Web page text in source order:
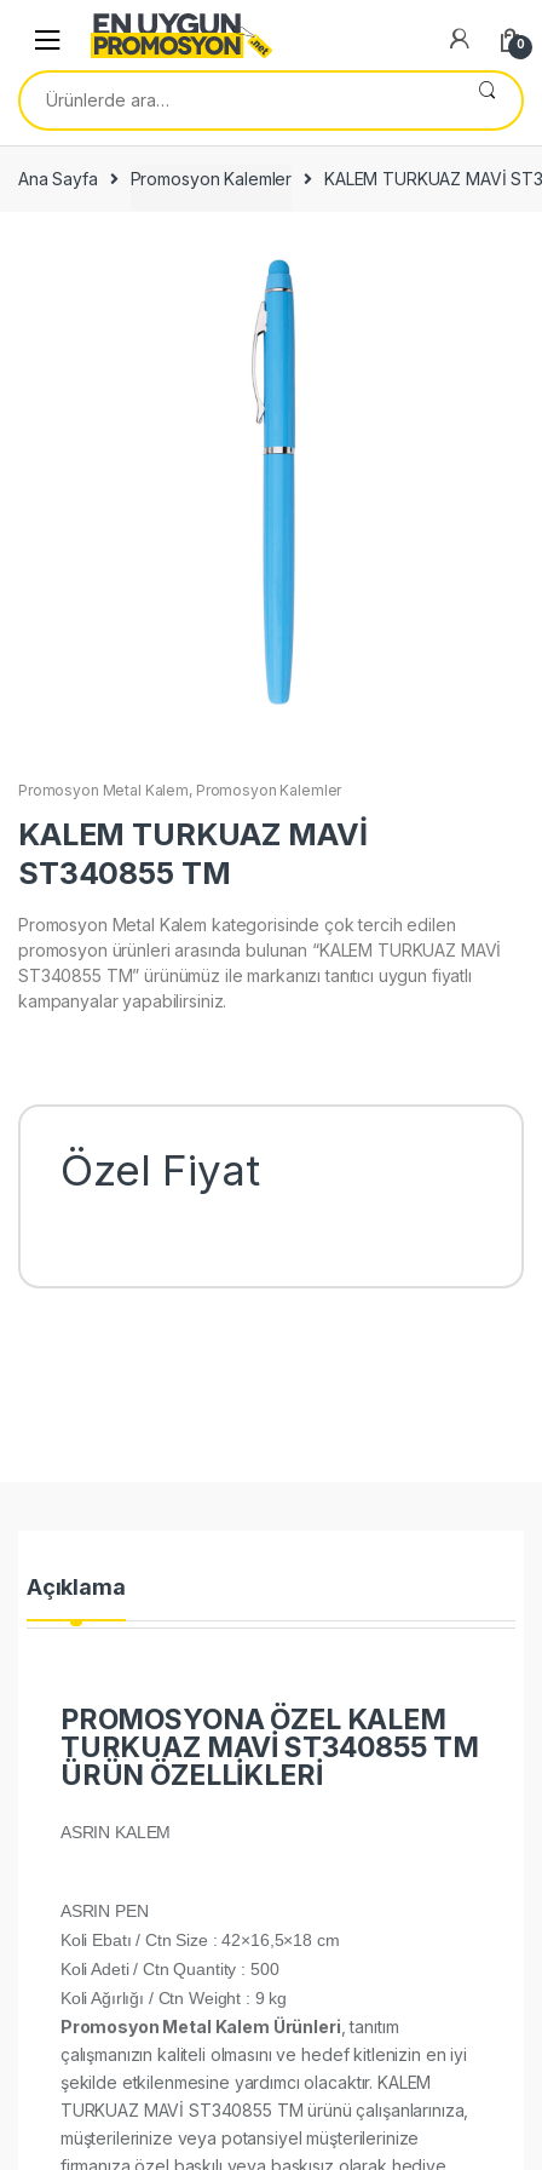
navigation
content
0
Ara:
Ana Sayfa Promosyon Kalemler KALEM TURKUAZ MAVİ
Promosyon Metal Kalem, Promosyon Kalemler
KALEM TURKUAZ MAVİ
ST340855 TM
Promosyon Metal Kalem kategorisinde çok tercih edilen
promosyon ürünleri arasında bulunan “KALEM TURKUAZ MAVİ
ST340855 TM” ürünümüz ile markanızı tanıtıcı uygun fiyatlı
kampanyalar yapabilirsiniz.
Özel Fiyat
Açıklama
PROMOSYONA ÖZEL KALEM
TURKUAZ MAVİ ST340855 TM
ÜRÜN ÖZELLİKLERİ
ASRIN KALEM
ASRIN PEN
Koli Ebatı / Ctn Size : 42×16,5×18 cm
Koli Adeti / Ctn Quantity : 500
Koli Ağırlığı / Ctn Weight : 9 kg
Promosyon Metal Kalem Ürünleri , tanıtım
çalışmanızın kaliteli olmasını ve hedef kitlenizin en iyi
şekilde etkilenmesine yardımcı olacaktır. KALEM
TURKUAZ MAVİ ST340855 TM ürünü çalışanlarınıza,
müşterilerinize veya potansiyel müşterilerinize
firmanıza özel baskılı veya baskısız olarak hediye